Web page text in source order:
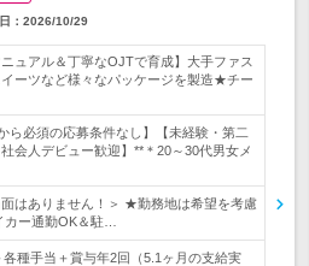
： 2026/10/29
ニュアル＆丁寧なOJTで育成】大手ファス
イーツなど様々なパッケージを製造★チー
ら必須の応募条件なし】【未経験・第二
会人デビュー歓迎】**＊20～30代男女メ
面はありません！＞ ★勤務地は希望を考慮
ー通勤OK＆駐…
各種手当＋賞与年2回（5.1ヶ月の支給実